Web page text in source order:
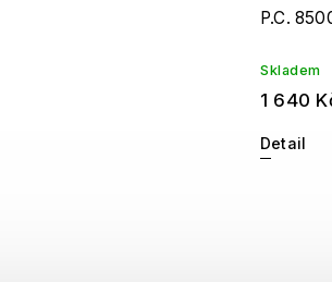
P.C.
Skladem
1 640
Detail